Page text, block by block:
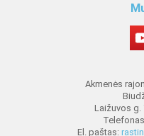
Akmenės
Laižuvos g.
El. paštas: